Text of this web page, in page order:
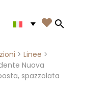

> Linee >
Nuova
spazzolata